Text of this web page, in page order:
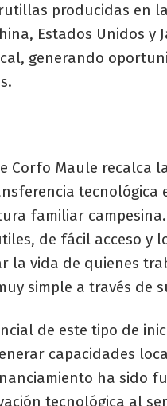
producidas en
Estados Unidos y
generando
Corfo Maule recalca
tecnológica
familiar
de fácil acceso y
la vida de quienes
simple a través de
de este tipo de
capacidades
ha sido
tecnológica al